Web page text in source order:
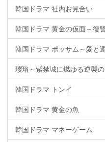
韓国ドラマ 社内お見合い
韓国ドラマ 黄金の仮面～復
韓国ドラマ ポッサム～愛と
瓔珞～紫禁城に燃ゆる逆襲
韓国ドラマ トンイ
韓国ドラマ 黄金の魚
韓国ドラマ マネーゲーム